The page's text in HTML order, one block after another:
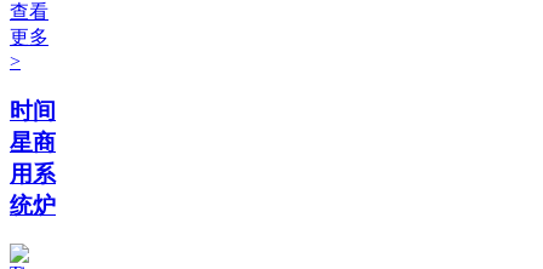
查看
更多
>
时间
星商
用系
统炉